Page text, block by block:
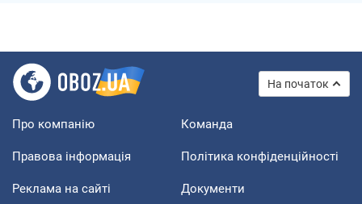
На початок
Про компанію Команда
Правова інформація Політика конфіденційності
Реклама на сайті Документи